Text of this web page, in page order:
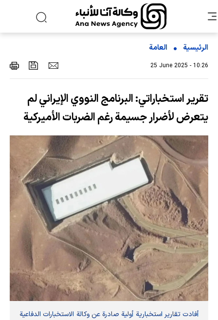
الرئيسية العامة
25 June 2025 - 10:26
تقرير استخباراتي: البرنامج النووي الإيراني لم
يتعرض لأضرار جسيمة رغم الضربات الأميركية
أفادت تقارير استخبارية أولية صادرة عن وكالة الاستخبارات الدفاعية